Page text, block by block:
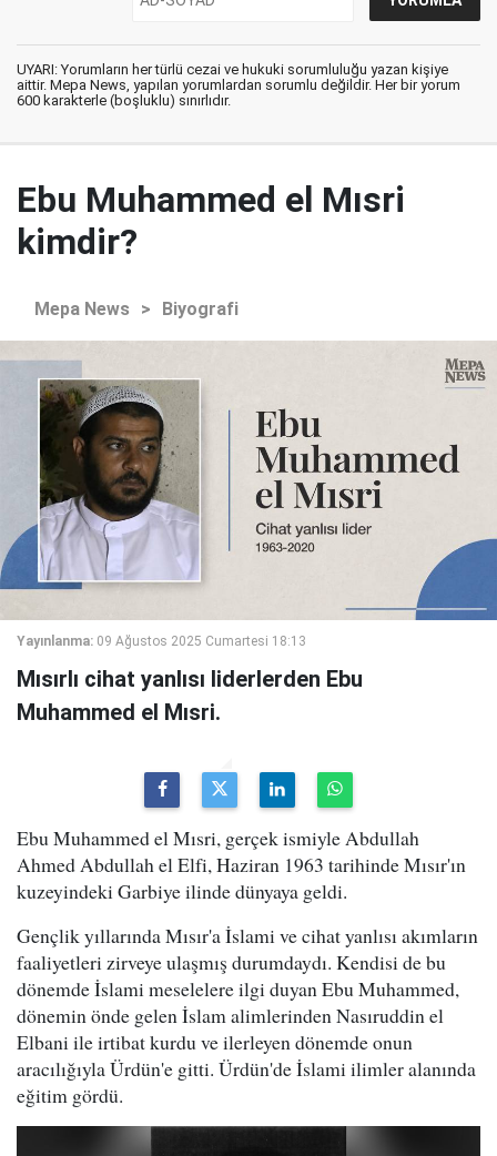
UYARI: Yorumların her türlü cezai ve hukuki sorumluluğu yazan kişiye
aittir. Mepa News, yapılan yorumlardan sorumlu değildir. Her bir yorum
600 karakterle (boşluklu) sınırlıdır.
Ebu Muhammed el Mısri
kimdir?
Mepa News > Biyografi
Yayınlanma: 09 Ağustos 2025 Cumartesi 18:13
Mısırlı cihat yanlısı liderlerden Ebu
Muhammed el Mısri.
Ebu Muhammed el Mısri, gerçek ismiyle Abdullah
Ahmed Abdullah el Elfi, Haziran 1963 tarihinde Mısır'ın
kuzeyindeki Garbiye ilinde dünyaya geldi.
Gençlik yıllarında Mısır'a İslami ve cihat yanlısı akımların
faaliyetleri zirveye ulaşmış durumdaydı. Kendisi de bu
dönemde İslami meselelere ilgi duyan Ebu Muhammed,
dönemin önde gelen İslam alimlerinden Nasıruddin el
Elbani ile irtibat kurdu ve ilerleyen dönemde onun
aracılığıyla Ürdün'e gitti. Ürdün'de İslami ilimler alanında
eğitim gördü.